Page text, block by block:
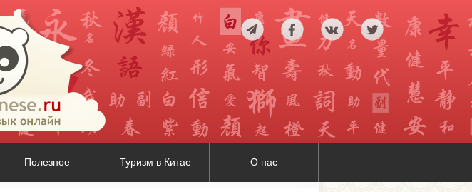
Полезное Туризм в Китае О нас